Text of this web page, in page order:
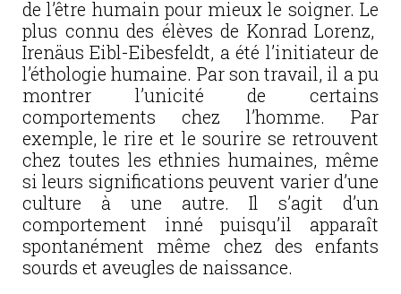
de l’être humain pour mieux le soigner. Le
plus connu des élèves de Konrad Lorenz,
Irenäus Eibl-Eibesfeldt, a été l’initiateur de
l’éthologie humaine. Par son travail, il a pu
montrer l’unicité de certains
comportements chez l’homme. Par
exemple, le rire et le sourire se retrouvent
chez toutes les ethnies humaines, même
si leurs significations peuvent varier d’une
culture à une autre. Il s’agit d’un
comportement inné puisqu’il apparaît
spontanément même chez des enfants
sourds et aveugles de naissance.